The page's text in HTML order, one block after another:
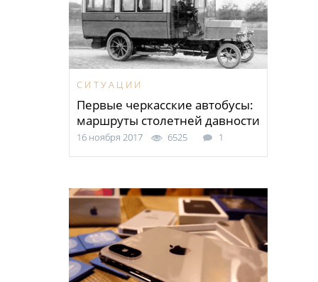
СИТУАЦИИ
Первые черкасские автобусы:
маршруты столетней давности
16 ноября 2017 6525 1